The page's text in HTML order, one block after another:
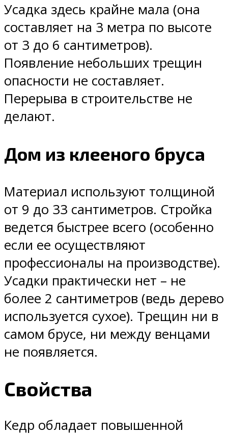
Усадка здесь крайне мала (она
составляет на 3 метра по высоте
от 3 до 6 сантиметров).
Появление небольших трещин
опасности не составляет.
Перерыва в строительстве не
делают.
Дом из клееного бруса
Материал используют толщиной
от 9 до 33 сантиметров. Стройка
ведется быстрее всего (особенно
если ее осуществляют
профессионалы на производстве).
Усадки практически нет – не
более 2 сантиметров (ведь дерево
используется сухое). Трещин ни в
самом брусе, ни между венцами
не появляется.
Свойства
Кедр обладает повышенной